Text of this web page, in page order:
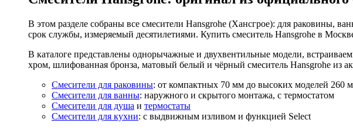
В этом разделе собраны все смесители Hansgrohe (Хансгрое): для раковины,
срок службы, измеряемый десятилетиями. Купить смеситель Hansgrohe в
В каталоге представлены однорычажные и двухвентильные модели,
хром, шлифованная бронза, матовый белый и чёрный смеситель Hansgrohe из
Смесители для раковины: от компактных 70 мм до высоких моделей 260
Смесители для ванны: наружного и скрытого монтажа, с термостатом
Смесители для душа и термостаты
Смесители для кухни: с выдвижным изливом и функцией Select